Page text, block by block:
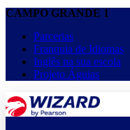
CAMPO GRANDE 1
Parcerias
Franquia de Idiomas
Inglês na sua escola
Projeto Águias